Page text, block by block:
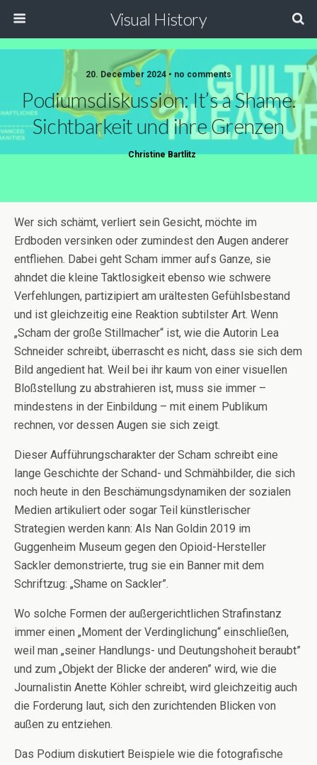
Visual History
20. December 2024 • no comments
Podiumsdiskussion: It’s a Shame.
Sichtbarkeit und ihre Grenzen
Christine Bartlitz
Wer sich schämt, verliert sein Gesicht, möchte im
Erdboden versinken oder zumindest den Augen anderer
entfliehen. Dabei geht Scham immer aufs Ganze, sie
ahndet die kleine Taktlosigkeit ebenso wie schwere
Verfehlungen, partizipiert am urältesten Gefühlsbestand
und ist gleichzeitig eine Reaktion subtilster Art. Wenn
„Scham der große Stillmacher“ ist, wie die Autorin Lea
Schneider schreibt, überrascht es nicht, dass sie sich dem
Bild angedient hat. Weil bei ihr kaum von einer visuellen
Bloßstellung zu abstrahieren ist, muss sie immer –
mindestens in der Einbildung – mit einem Publikum
rechnen, vor dessen Augen sie sich zeigt.
Dieser Aufführungscharakter der Scham schreibt eine
lange Geschichte der Schand- und Schmähbilder, die sich
noch heute in den Beschämungsdynamiken der sozialen
Medien artikuliert oder sogar Teil künstlerischer
Strategien werden kann: Als Nan Goldin 2019 im
Guggenheim Museum gegen den Opioid-Hersteller
Sackler demonstrierte, trug sie ein Banner mit dem
Schriftzug: „Shame on Sackler”.
Wo solche Formen der außergerichtlichen Strafinstanz
immer einen „Moment der Verdinglichung“ einschließen,
weil man „seiner Handlungs- und Deutungshoheit beraubt”
und zum „Objekt der Blicke der anderen” wird, wie die
Journalistin Anette Köhler schreibt, wird gleichzeitig auch
die Forderung laut, sich den zurichtenden Blicken von
außen zu entziehen.
Das Podium diskutiert Beispiele wie die fotografische